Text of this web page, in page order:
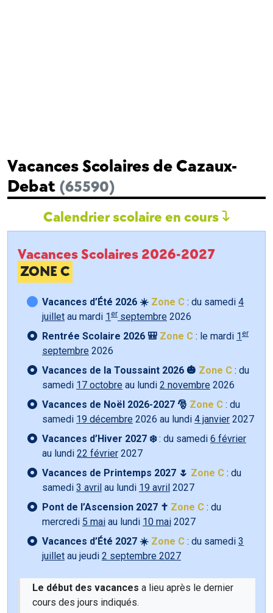
Vacances Scolaires de Cazaux-
Debat (65590)
Calendrier scolaire en cours
Vacances Scolaires 2026-2027
ZONE C
Vacances d’Été 2026 ☀️ Zone C : du samedi 4
juillet au mardi 1 er septembre 2026
Rentrée Scolaire 2026 🎒 Zone C : le mardi 1 er
septembre 2026
Vacances de la Toussaint 2026 🎃 Zone C : du
samedi 17 octobre au lundi 2 novembre 2026
Vacances de Noël 2026-2027 🎅 Zone C : du
samedi 19 décembre 2026 au lundi 4 janvier 2027
Vacances d’Hiver 2027 ❄️: du samedi 6 février
au lundi 22 février 2027
Vacances de Printemps 2027 🌷 Zone C : du
samedi 3 avril au lundi 19 avril 2027
Pont de l’Ascension 2027 ✝️ Zone C : du
mercredi 5 mai au lundi 10 mai 2027
Vacances d’Été 2027 ☀️ Zone C : du samedi 3
juillet au jeudi 2 septembre 2027
Le début des vacances a lieu après le dernier
cours des jours indiqués.